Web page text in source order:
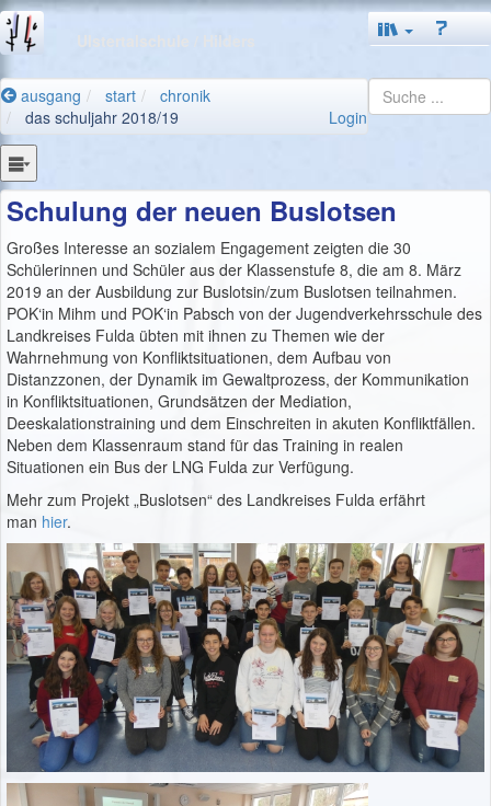
/ Hilders
ausgang start
chronik
das schuljahr 2018/19
Login
Schulung der neuen Buslotsen
Großes Interesse an sozialem Engagement zeigten die 30
Schülerinnen und Schüler aus der Klassenstufe 8, die am 8. März
2019 an der Ausbildung zur Buslotsin/zum Buslotsen teilnahmen.
POK‘in Mihm und POK‘in Pabsch von der Jugendverkehrsschule des
Landkreises Fulda übten mit ihnen zu Themen wie der
Wahrnehmung von Konfliktsituationen, dem Aufbau von
Distanzzonen, der Dynamik im Gewaltprozess, der Kommunikation
in Konfliktsituationen, Grundsätzen der Mediation,
Deeskalationstraining und dem Einschreiten in akuten Konfliktfällen.
Neben dem Klassenraum stand für das Training in realen
Situationen ein Bus der LNG Fulda zur Verfügung.
Mehr zum Projekt „Buslotsen“ des Landkreises Fulda erfährt
man hier.